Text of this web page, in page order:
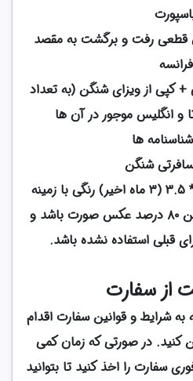
قطعی رفت و برگشت به مقصد
فرانسه
کپی از ویزای شنگن (به تعداد
و انگلیس موجور در آن ها
ها
شنگن
۲ قطعه عکس جدید 4.5 * 3.5 (۳ ماه اخیر) رنگی با زمینه
سفید، مستقیم رو به دوربین ۸۰ درصد عکس صورت باشد و
قبلی استفاده نشده باشد.
از سفارت
به شرایط و قوانین سفارت اقدام
در صورتی که زمان کمی
سفارت را اخذ کنید تا بتوانید